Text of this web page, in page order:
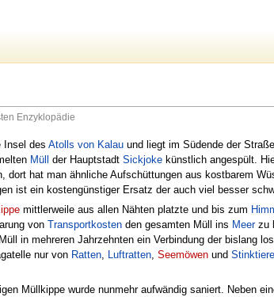
Enzyklopädie
Insel des Atolls von Kalau und liegt im Südende der
Müll der Hauptstadt Sickjoke künstlich angespült.
dort hat man ähnliche Aufschüttungen aus kostbarem
ist ein kostengünstiger Ersatz der auch viel besser
mittlerweile aus allen Nähten platzte und bis zum
von Transportkosten den gesamten Müll ins Meerzu
in mehreren Jahrzehnten ein Verbindung der bislang
nur von Ratten Luftratten Seemöwen und
Müllkippe wurde nunmehr aufwändig saniert. Neben